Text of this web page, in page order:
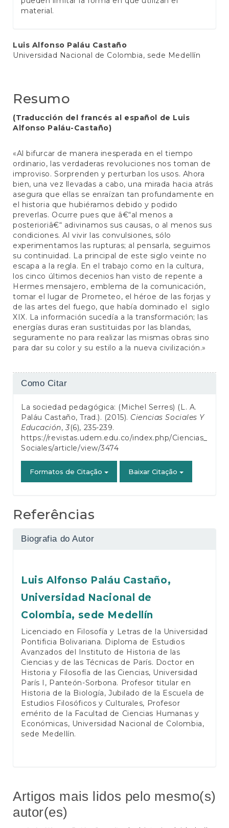
material.
Conteúdo
do
principal
Luis Alfonso Paláu Castaño
Universidad Nacional de Colombia, sede Medellín
Resumo
(Traducción del francés al español de Luis
Alfonso Paláu-Castaño)
«Al bifurcar de manera inesperada en el tiempo
ordinario, las verdaderas revoluciones nos toman de
improviso. Sorprenden y perturban los usos. Ahora
bien, una vez llevadas a cabo, una mirada hacia atrás
asegura que ellas se enraízan tan profundamente en
el historia que hubiéramos debido y podido
preverlas. Ocurre pues que â€“al menos a
posterioriâ€“ adivinamos sus causas, o al menos sus
condiciones. Al vivir las convulsiones, sólo
experimentamos las rupturas; al pensarla, seguimos
su continuidad. La principal de este siglo veinte no
escapa a la regla. En el trabajo como en la cultura,
los cinco últimos decenios han visto de repente a
Hermes mensajero, emblema de la comunicación,
tomar el lugar de Prometeo, el héroe de las forjas y
de las artes del fuego, que había dominado el siglo
XIX. La información sucedía a la transformación; las
energías duras eran sustituidas por las blandas,
seguramente no para realizar las mismas obras sino
para dar su color y su estilo a la nueva civilización.»
Detalhes
artigo
Como Citar
La sociedad pedagógica: (Michel Serres) (L. A.
Paláu Castaño, Trad.). (2015). Ciencias Sociales Y
Educación,3(6), 235-239.
https://revistas.udem.edu.co/index.php/Ciencias_
Sociales/article/view/3474
Formatos de Citação Baixar Citação
Referências
Biografia do Autor
Luis Alfonso Paláu Castaño,
Universidad Nacional de
Colombia, sede Medellín
Licenciado en Filosofía y Letras de la Universidad
Pontificia Bolivariana. Diploma de Estudios
Avanzados del Instituto de Historia de las
Ciencias y de las Técnicas de París. Doctor en
Historia y Filosofía de las Ciencias, Universidad
París I, Panteón-Sorbona. Profesor titular en
Historia de la Biología, Jubilado de la Escuela de
Estudios Filosóficos y Culturales, Profesor
emérito de la Facultad de Ciencias Humanas y
Económicas, Universidad Nacional de Colombia,
sede Medellín.
Artigos mais lidos pelo mesmo(s)
autor(es)